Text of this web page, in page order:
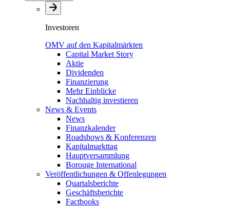
Investoren
OMV auf den Kapitalmärkten
Capital Market Story
Aktie
Dividenden
Finanzierung
Mehr Einblicke
Nachhaltig investieren
News & Events
News
Finanzkalender
Roadshows & Konferenzen
Kapitalmarkttag
Hauptversammlung
Borouge International
Veröffentlichungen & Offenlegungen
Quartalsberichte
Geschäftsberichte
Factbooks